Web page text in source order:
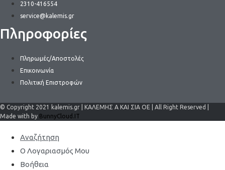
2310-416554
service@kalemis.gr
Πληροφορίες
Πληρωμές/Αποστολές
Επικοινωνία
Πολιτική Επιστροφών
© Copyright 2021 kalemis.gr | ΚΑΛΕΜΗΣ Α ΚΑΙ ΣΙΑ ΟΕ | All Right Reserved |
Made with by BunnyCloud.IT
Αναζήτηση
Ο Λογαριασμός Μου
Βοήθεια